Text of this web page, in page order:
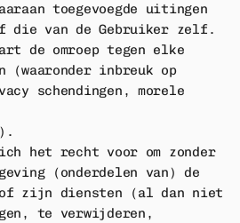
toegevoegde uitingen
die van de Gebruiker zelf.
de omroep tegen elke
(waaronder inbreuk op
schendingen, morele
het recht voor om zonder
(onderdelen van) de
of zijn diensten (al dan niet
te verwijderen,